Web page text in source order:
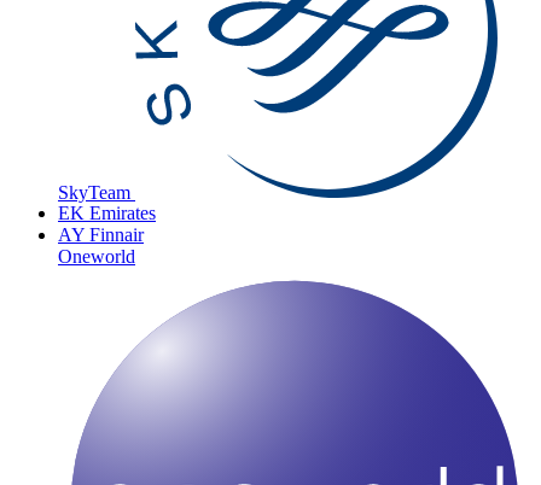
SkyTeam
EK Emirates
AY Finnair
Oneworld